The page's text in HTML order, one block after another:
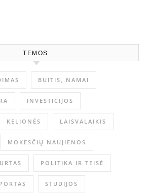
TEMOS
BUITIS, NAMAI
INVESTICIJOS
KELIONĖS LAISVALAIKIS
MOKESČIŲ NAUJIENOS
POLITIKA IR TEISĖ
STUDIJOS